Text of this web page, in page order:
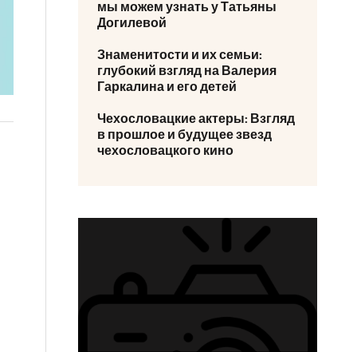
мы можем узнать у Татьяны
Догилевой
Знаменитости и их семьи:
глубокий взгляд на Валерия
Гаркалина и его детей
Чехословацкие актеры: Взгляд
в прошлое и будущее звезд
чехословацкого кино